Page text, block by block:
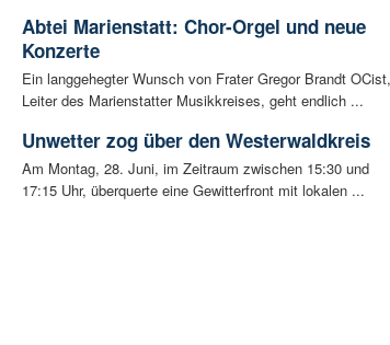
Abtei Marienstatt: Chor-Orgel und neue
Konzerte
Ein langgehegter Wunsch von Frater Gregor Brandt OCist,
Leiter des Marienstatter Musikkreises, geht endlich ...
Unwetter zog über den Westerwaldkreis
Am Montag, 28. Juni, im Zeitraum zwischen 15:30 und
17:15 Uhr, überquerte eine Gewitterfront mit lokalen ...